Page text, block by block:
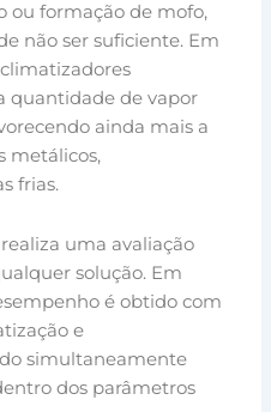
ou formação de mofo,
não ser suficiente. Em
quantidade de vapor
ainda mais a
metálicos,
frias.
uma avaliação
solução. Em
é obtido com
e
simultaneamente
dos parâmetros